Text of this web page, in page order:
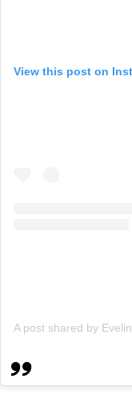
View this post on
A post shared by